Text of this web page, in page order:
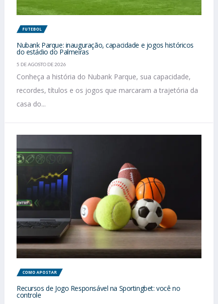
FUTEBOL
Nubank Parque: inauguração, capacidade e jogos históricos
do estádio do Palmeiras
5 DE AGOSTO DE 2026
Conheça a história do Nubank Parque, sua capacidade,
recordes, títulos e os jogos que marcaram a trajetória da
casa do...
COMO APOSTAR
Recursos de Jogo Responsável na Sportingbet: você no
controle